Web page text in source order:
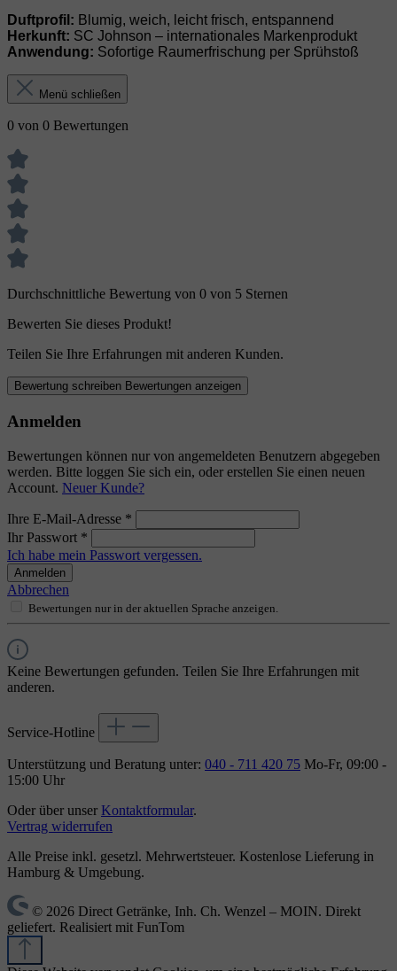
Duftprofil: Blumig, weich, leicht frisch, entspannend
Herkunft: SC Johnson – internationales Markenprodukt
Anwendung: Sofortige Raumerfrischung per Sprühstoß
Menü schließen
0 von 0 Bewertungen
Durchschnittliche Bewertung von 0 von 5 Sternen
Bewerten Sie dieses Produkt!
Teilen Sie Ihre Erfahrungen mit anderen Kunden.
Bewertung schreiben Bewertungen anzeigen
Anmelden
Bewertungen können nur von angemeldeten Benutzern abgegeben
werden. Bitte loggen Sie sich ein, oder erstellen Sie einen neuen
Account. Neuer Kunde?
Ihre E-Mail-Adresse *
Ihr Passwort *
Ich habe mein Passwort vergessen.
Anmelden
Abbrechen
Bewertungen nur in der aktuellen Sprache anzeigen.
Keine Bewertungen gefunden. Teilen Sie Ihre Erfahrungen mit
anderen.
Service-Hotline
Unterstützung und Beratung unter: 040 - 711 420 75 Mo-Fr, 09:00 -
15:00 Uhr
Oder über unser Kontaktformular.
Vertrag widerrufen
Alle Preise inkl. gesetzl. Mehrwertsteuer. Kostenlose Lieferung in
Hamburg & Umgebung.
© 2026 Direct Getränke, Inh. Ch. Wenzel – MOIN. Direkt
geliefert. Realisiert mit FunTom